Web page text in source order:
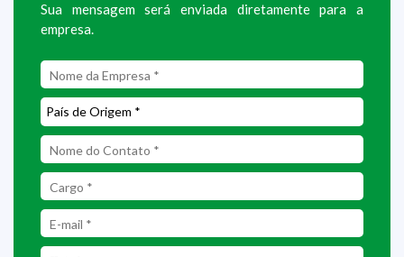
Sua mensagem será enviada diretamente para a
empresa.